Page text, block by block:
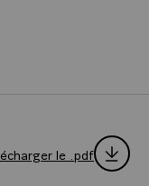
le .pdf